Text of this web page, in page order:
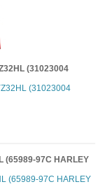
(31023004
(65989-97C HARLEY